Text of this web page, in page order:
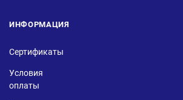
ИНФОРМАЦИЯ
Сертификаты
Условия
оплаты